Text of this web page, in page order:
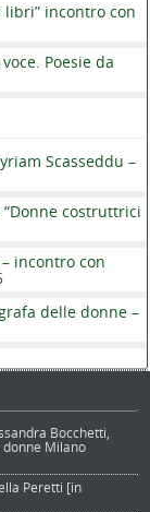
libri” incontro con
Poesie da
Scasseddu –
“Donne costruttrici
incontro con
delle donne –
Bocchetti,
Milano
Peretti [in